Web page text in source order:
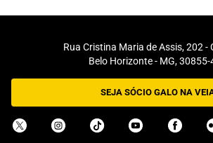
Rua Cristina Maria de Assis, 202 -
Belo Horizonte - MG, 30855-
SEJA SÓCIO GALO NA